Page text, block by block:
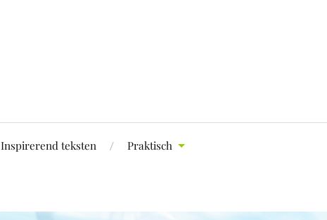
Inspirerend teksten Praktisch